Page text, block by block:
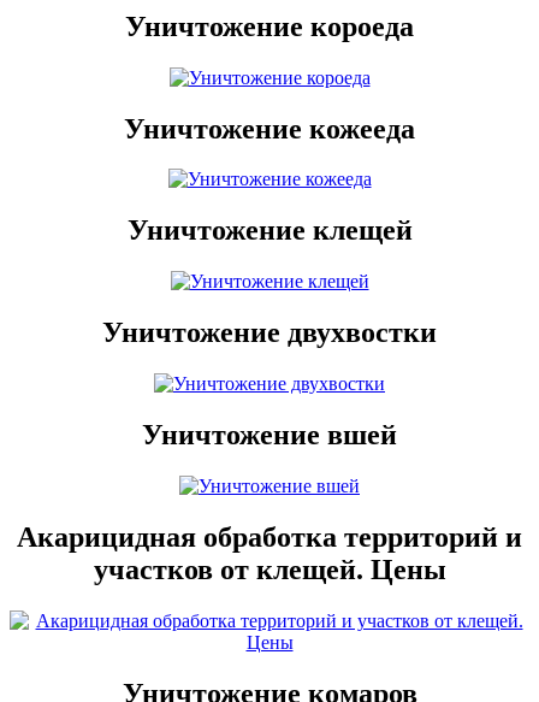
Уничтожение короеда
Уничтожение кожееда
Уничтожение клещей
Уничтожение двухвостки
Уничтожение вшей
Акарицидная обработка территорий и
участков от клещей. Цены
Уничтожение комаров